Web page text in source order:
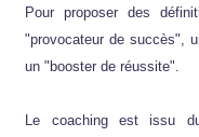
Pour proposer des
"provocateur de succès",
un "booster de réussite".
Le coaching est issu